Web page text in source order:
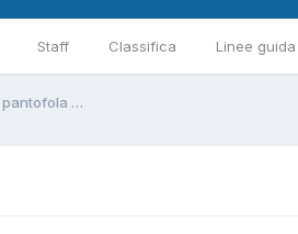
Staff Classifica Linee guida
pantofola …